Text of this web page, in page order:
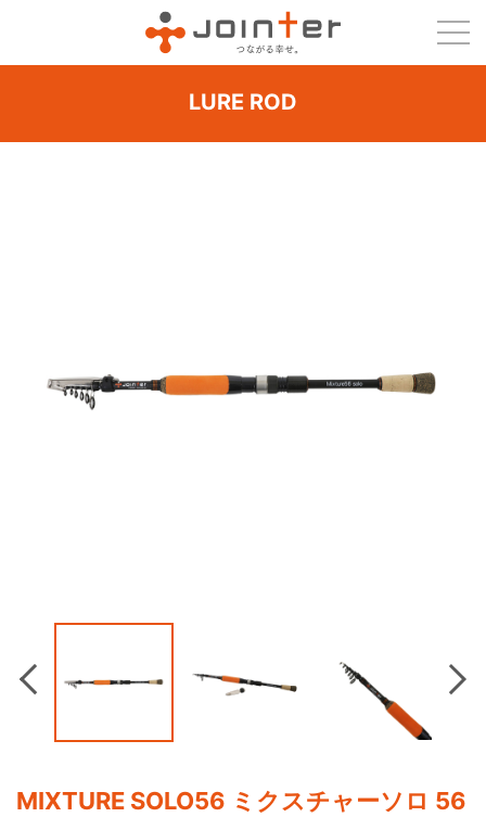
LURE ROD
Next
MIXTURE SOLO56 ミクスチャーソロ 56